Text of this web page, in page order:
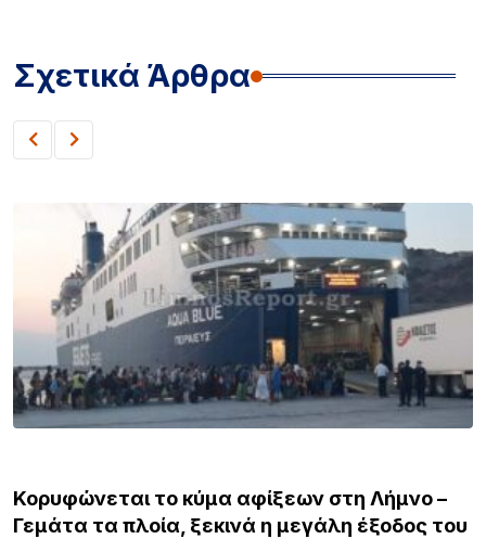
Σχετικά Άρθρα
Κορυφώνεται το κύμα αφίξεων στη Λήμνο –
Γεμάτα τα πλοία, ξεκινά η μεγάλη έξοδος του